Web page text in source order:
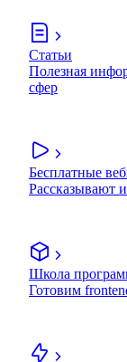
Статьи
Полезная
сфер
Бесплатные
Рассказывают
Школа
Готовим